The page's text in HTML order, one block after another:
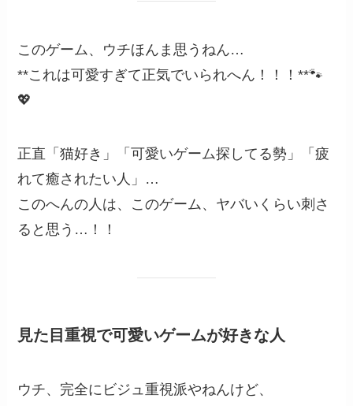
このゲーム、ウチほんま思うねん…
**これは可愛すぎて正気でいられへん！！！**🐾
💖
正直「猫好き」「可愛いゲーム探してる勢」「疲
れて癒されたい人」…
このへんの人は、このゲーム、ヤバいくらい刺さ
ると思う…！！
見た目重視で可愛いゲームが好きな人
ウチ、完全にビジュ重視派やねんけど、